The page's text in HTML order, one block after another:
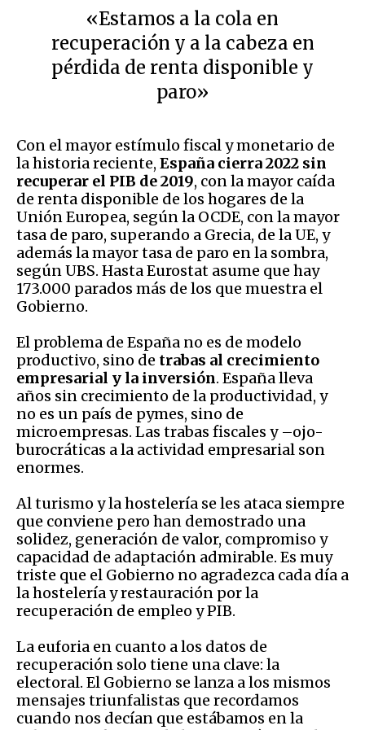
«Estamos a la cola en
recuperación y a la cabeza en
pérdida de renta disponible y
paro»
Con el mayor estímulo fiscal y monetario de
la historia reciente, España cierra 2022 sin
recuperar el PIB de 2019, con la mayor caída
de renta disponible de los hogares de la
Unión Europea, según la OCDE, con la mayor
tasa de paro, superando a Grecia, de la UE, y
además la mayor tasa de paro en la sombra,
según UBS. Hasta Eurostat asume que hay
173.000 parados más de los que muestra el
Gobierno.
El problema de España no es de modelo
productivo, sino de trabas al crecimiento
empresarial y la inversión. España lleva
años sin crecimiento de la productividad, y
no es un país de pymes, sino de
microempresas. Las trabas fiscales y –ojo-
burocráticas a la actividad empresarial son
enormes.
Al turismo y la hostelería se les ataca siempre
que conviene pero han demostrado una
solidez, generación de valor, compromiso y
capacidad de adaptación admirable. Es muy
triste que el Gobierno no agradezca cada día a
la hostelería y restauración por la
recuperación de empleo y PIB.
La euforia en cuanto a los datos de
recuperación solo tiene una clave: la
electoral. El Gobierno se lanza a los mismos
mensajes triunfalistas que recordamos
cuando nos decían que estábamos en la